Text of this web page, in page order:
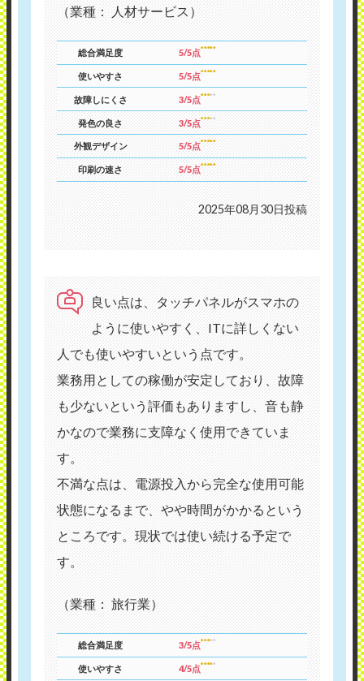
（業種： 人材サービス）
総合満足度 5/5点
使いやすさ 5/5点
故障しにくさ 3/5点
発色の良さ 3/5点
外観デザイン 5/5点
印刷の速さ 5/5点
2025年08月30日投稿
良い点は、タッチパネルがスマホの
ように使いやすく、ITに詳しくない
人でも使いやすいという点です。
業務用としての稼働が安定しており、故障
も少ないという評価もありますし、音も静
かなので業務に支障なく使用できていま
す。
不満な点は、電源投入から完全な使用可能
状態になるまで、やや時間がかかるという
ところです。現状では使い続ける予定で
す。
（業種： 旅行業）
総合満足度 3/5点
使いやすさ 4/5点